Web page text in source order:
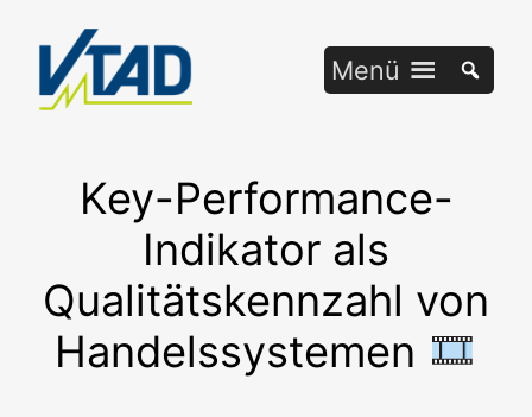
springen
Menü
Key-Performance-
Indikator als
Qualitätskennzahl von
Handelssystemen